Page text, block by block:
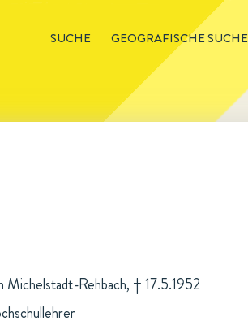
SUCHE GEOGRAFISCHE SUCHE
Rehbach, † 17.5.1952